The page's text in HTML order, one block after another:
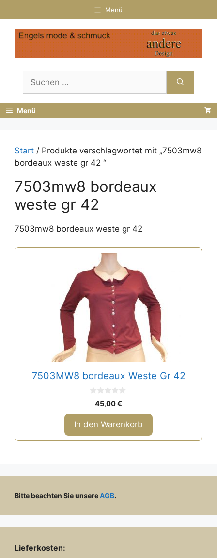
Inhalt
springen
Menü
nach:
Menü
Start / Produkte verschlagwortet mit „7503mw8
bordeaux weste gr 42 “
7503mw8 bordeaux
weste gr 42
7503mw8 bordeaux weste gr 42
7503MW8 bordeaux Weste Gr 42
o
5
45,00€
In den Warenkorb
Bitte beachten Sie unsereAGB.
Lieferkosten: